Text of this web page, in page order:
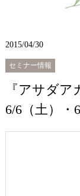
2015/04/30
セミナー情報
『アサダ
6/6（土）・